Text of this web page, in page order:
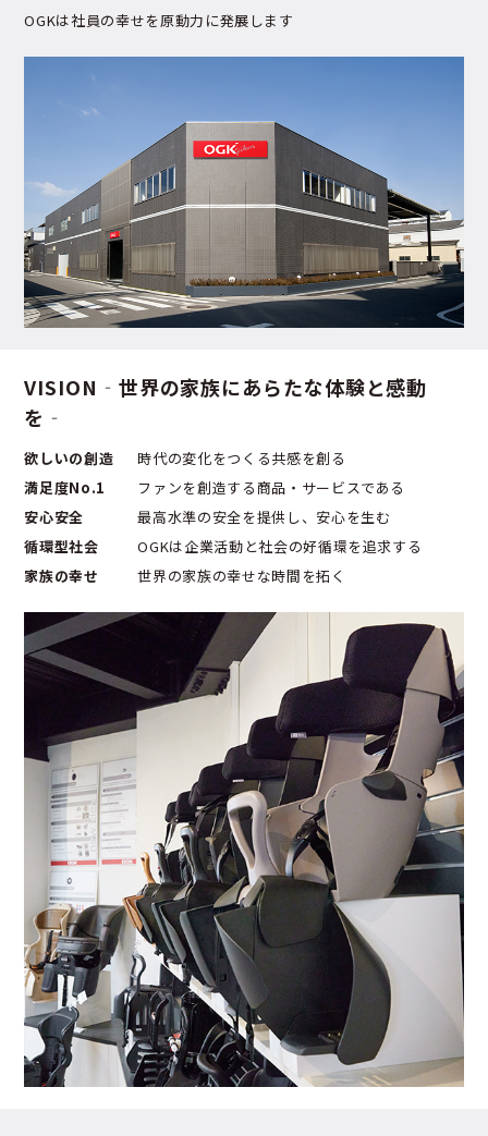
OGKは社員の幸せを原動力に発展します
VISION ‐世界の家族にあらたな体験と感動
を‐
欲しいの創造
時代の変化をつくる共感を創る
満足度No.1
ファンを創造する商品・サービスである
安心安全
最高水準の安全を提供し、安心を生む
循環型社会
OGKは企業活動と社会の好循環を追求する
家族の幸せ
世界の家族の幸せな時間を拓く